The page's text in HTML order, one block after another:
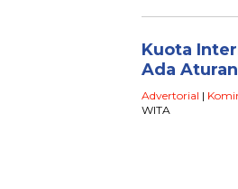
Kuota
Ada
Advertorial |
WITA